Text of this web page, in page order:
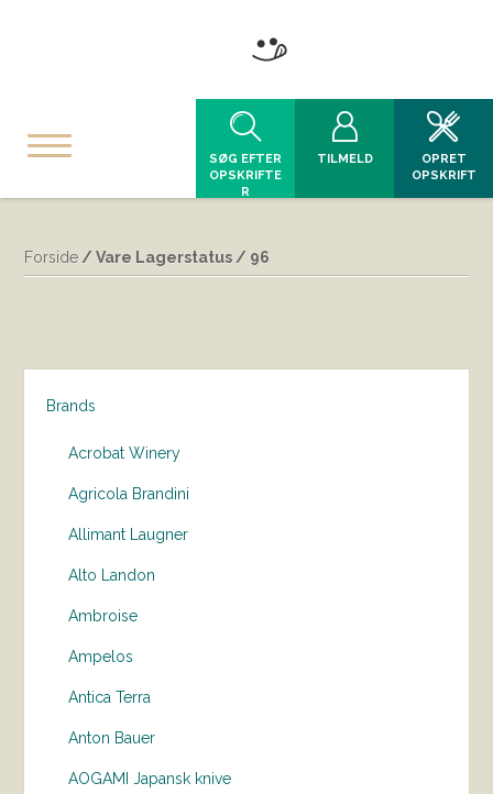
SØG EFTER
OPSKRIFTE
R
TILMELD
OPRET
OPSKRIFT
Forside / Vare Lagerstatus / 96
Brands
Acrobat Winery
Agricola Brandini
Allimant Laugner
Alto Landon
Ambroise
Ampelos
Antica Terra
Anton Bauer
AOGAMI Japansk knive